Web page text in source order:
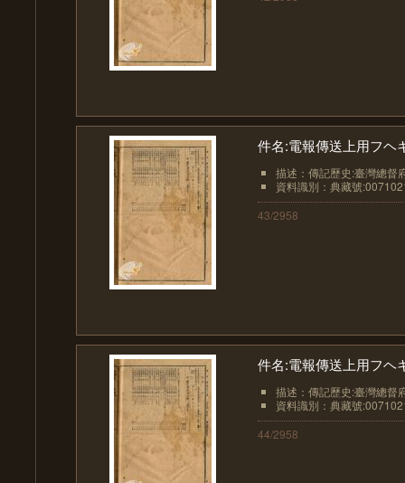
件名:電報傳送上用フヘ
描述：傳記歷史:臺灣總督
資料識別：典藏號
43/2958
件名:電報傳送上用フヘ
描述：傳記歷史:臺灣總督
資料識別：典藏號
44/2958